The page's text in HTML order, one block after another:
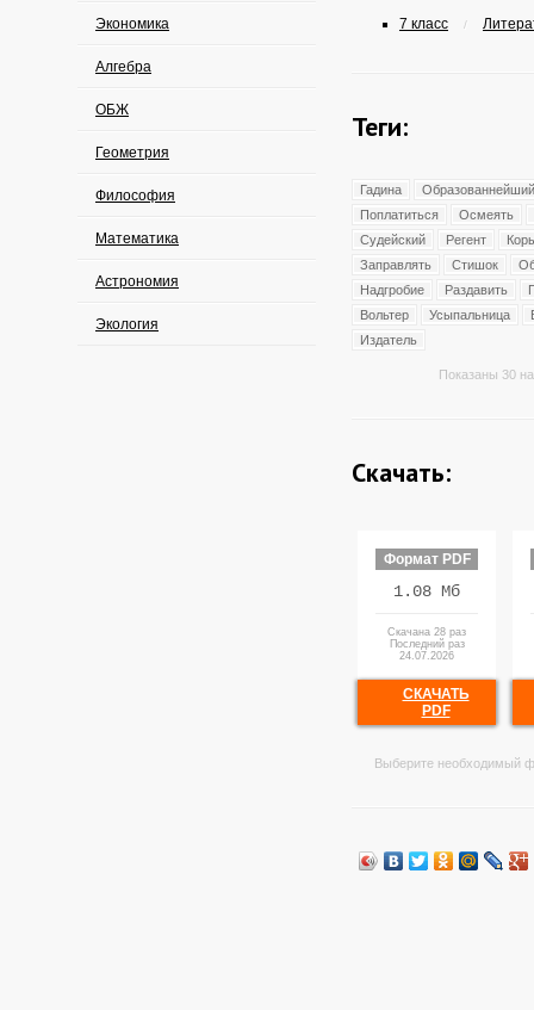
Экономика
Алгебра
ОБЖ
Геометрия
Философия
Математика
Астрономия
Экология
7 класс /
Теги:
Гадина
Образованнейший
Поплатиться
Осмеять
Судейский
Регент
Заправлять
Стишок
Надгробие
Раздавить
Вольтер
Усыпальница
Издатель
Показаны 30
Скачать:
Формат PDF
1.08 Мб
Скачана 28 раз
Последний раз
24.07.2026
СКАЧАТЬ
PDF
Выберите необходимый